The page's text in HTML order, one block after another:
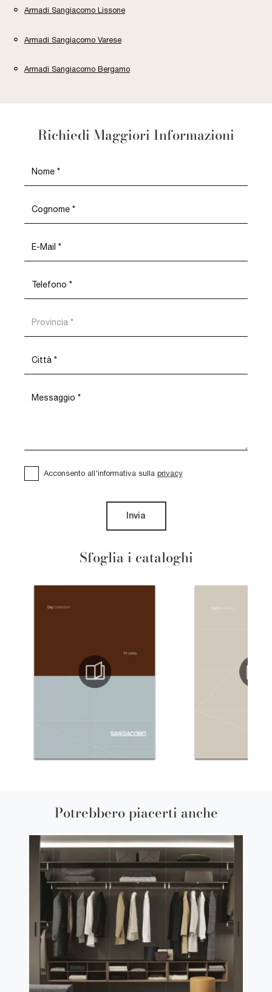
Armadi Sangiacomo Lissone
Armadi Sangiacomo Varese
Armadi Sangiacomo Bergamo
Sfoglia i cataloghi
Richiedi Maggiori Informazioni
Acconsento all'informativa sulla privacy
Invia
Potrebbero piacerti anche